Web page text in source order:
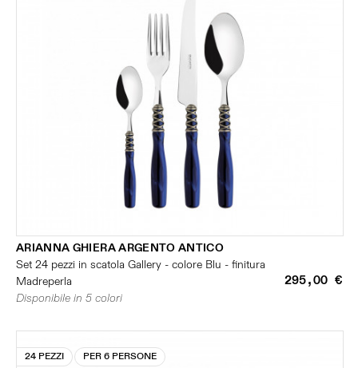
ARIANNA GHIERA ARGENTO ANTICO
Set 24 pezzi in scatola Gallery - colore Blu - finitura
Madreperla
295,00 €
Disponibile in 5 colori
24 PEZZI PER 6 PERSONE